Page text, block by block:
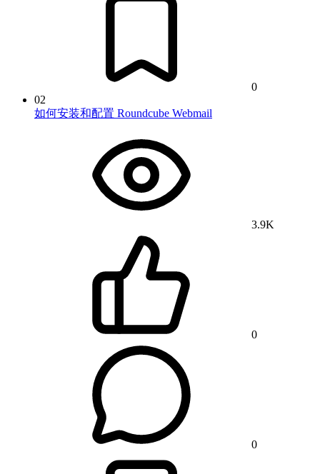
0
02
如何安装和配置 Roundcube Webmail
3.9K
0
0